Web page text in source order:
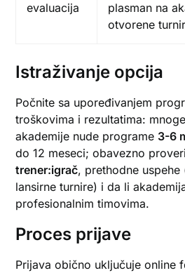
evaluacija
plasman na
otvorene
Istraživanje opcija
Počnite sa upoređivanjem
troškovima i rezultatima:
akademije nude programe 3-6
do 12 meseci; obavezno
trener:igrač, prethodne uspehe
lansirne turnire) i da li
profesionalnim timovima.
Proces prijave
Prijava obično uključuje online